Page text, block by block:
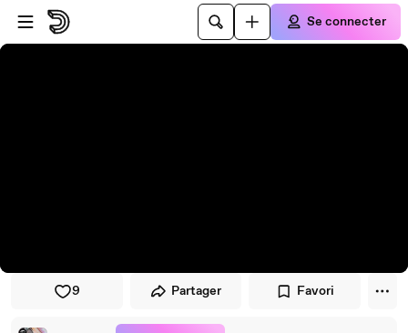
Passer au player
Passer au contenu principal
Se connecter
9 Partager Favori